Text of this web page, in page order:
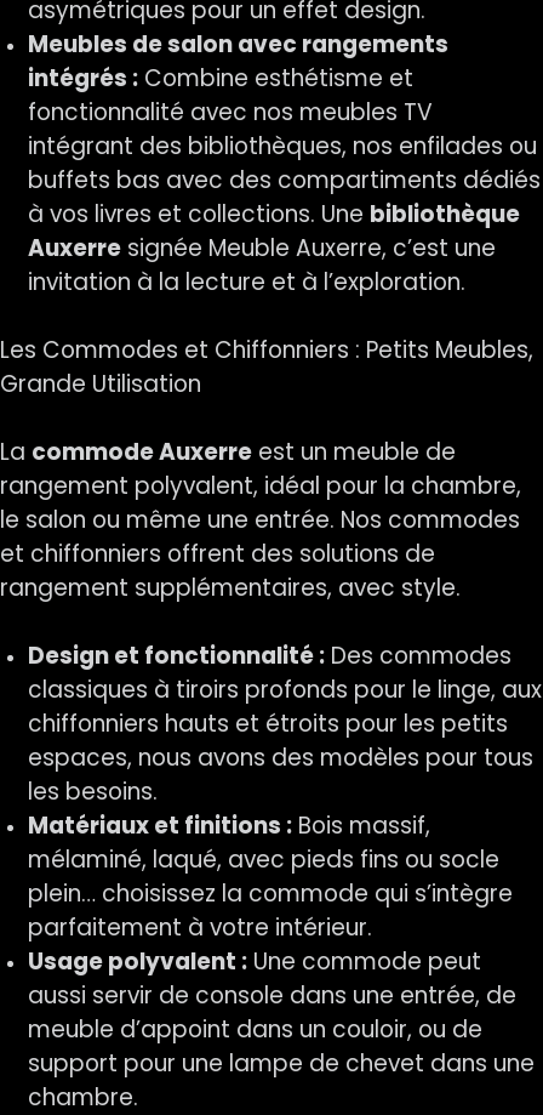
asymétriques pour un effet design.
Meubles de salon avec rangements
intégrés :Combine esthétisme et
fonctionnalité avec nos meubles TV
intégrant des bibliothèques, nos enfilades ou
buffets bas avec des compartiments dédiés
à vos livres et collections. Une bibliothèque
Auxerresignée Meuble Auxerre, c’est une
invitation à la lecture et à l’exploration.
Les Commodes et Chiffonniers : Petits Meubles,
Grande Utilisation
La commode Auxerre est un meuble de
rangement polyvalent, idéal pour la chambre,
le salon ou même une entrée. Nos commodes
et chiffonniers offrent des solutions de
rangement supplémentaires, avec style.
Design et fonctionnalité :Des commodes
classiques à tiroirs profonds pour le linge, aux
chiffonniers hauts et étroits pour les petits
espaces, nous avons des modèles pour tous
les besoins.
Matériaux et finitions :Bois massif,
mélaminé, laqué, avec pieds fins ou socle
plein… choisissez la commode qui s’intègre
parfaitement à votre intérieur.
Usage polyvalent :Une commode peut
aussi servir de console dans une entrée, de
meuble d’appoint dans un couloir, ou de
support pour une lampe de chevet dans une
chambre.